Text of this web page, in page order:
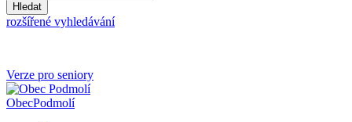
Hledat
rozšířené vyhledávání
Verze pro seniory
ObecPodmolí